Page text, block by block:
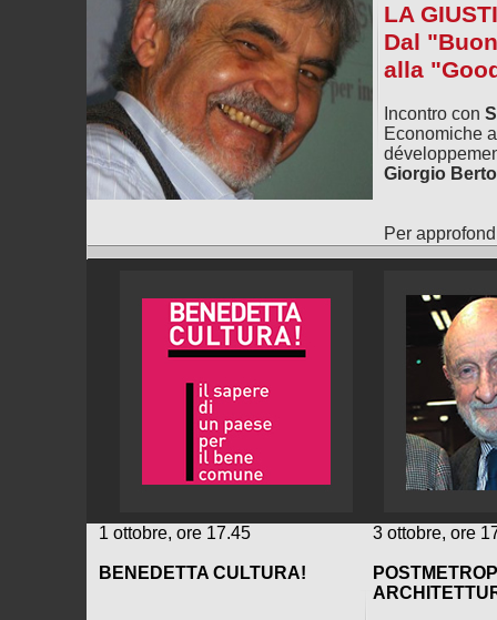
LA
Dal
alla
Incontro con
Economiche
Giorgio
Per
1 ottobre, ore 17.45
BENEDETTA CULTURA!
3 ottobre, ore